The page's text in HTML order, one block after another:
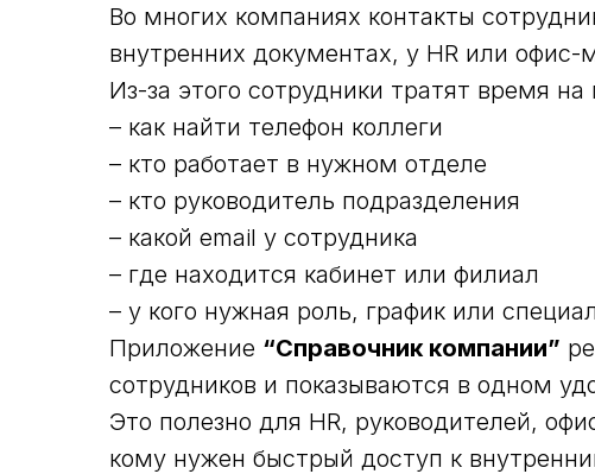
Во многих компаниях контакты
внутренних документах, у HR или офис-
Из-за этого сотрудники тратят время
– как найти телефон коллеги
– кто работает в нужном отделе
– кто руководитель подразделения
– какой email у сотрудника
– где находится кабинет или филиал
– у кого нужная роль, график или
Приложение “Справочник компании”
сотрудников и показываются в одном
Это полезно для HR, руководителей,
кому нужен быстрый доступ к